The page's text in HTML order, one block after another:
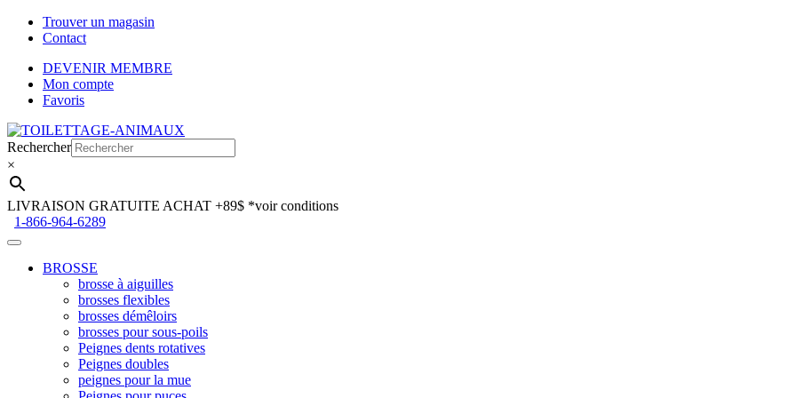
Trouver un magasin
Contact
DEVENIR MEMBRE
Mon compte
Favoris
Aller
à
la
navigation
Aller
au
contenu
Rechercher
×
LIVRAISON GRATUITE ACHAT +89$ *voir conditions
1-866-964-6289
BROSSE
brosse à aiguilles
brosses flexibles
brosses démêloirs
brosses pour sous-poils
Peignes dents rotatives
Peignes doubles
peignes pour la mue